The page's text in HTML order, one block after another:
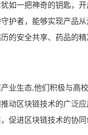
如一把神奇的钥匙，
护者，能够实现产品
的安全共享、药品的
业生态,他们积极与
动区块链技术的广泛
促进区块链技术的协